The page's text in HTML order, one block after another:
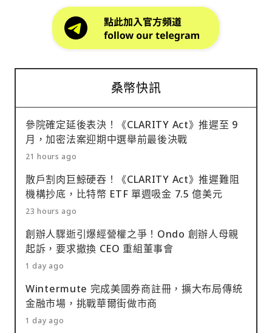
桑幣快訊
參院確定延後表決！《CLARITY Act》推遲至 9
月，加密法案迎期中選舉前最後決戰
21 hours ago
散戶割肉巨鯨硬吞！《CLARITY Act》推遲難阻
機構抄底，比特幣 ETF 單週吸金 7.5 億美元
23 hours ago
創辦人驟逝引爆經營權之爭！Ondo 創辦人母親
起訴，要求撤換 CEO 重組董事會
1 day ago
Wintermute 完成美國券商註冊，擴大布局傳統
金融市場，挑戰華爾街做市商
1 day ago